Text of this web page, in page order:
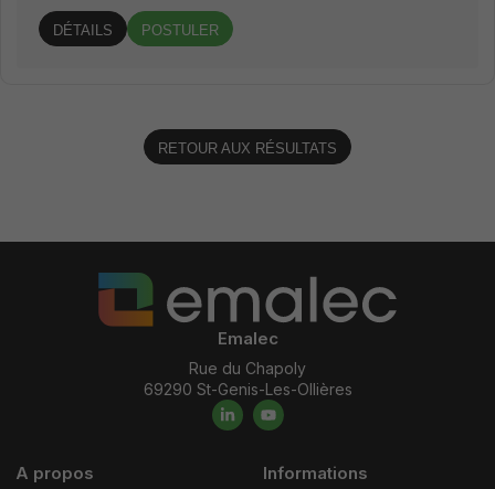
DÉTAILS POSTULER
RETOUR AUX RÉSULTATS
Emalec
Rue du Chapoly
69290 St-Genis-Les-Ollières
A propos Informations